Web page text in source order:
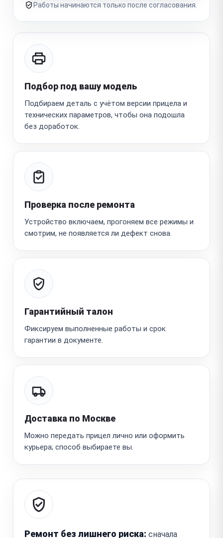
Работы начинаются только после согласования.
Подбор под вашу модель
Подбираем деталь с учётом версии прицела и
технических параметров, чтобы она подошла
без доработок.
Проверка после ремонта
Устройство включаем, прогоняем все режимы и
смотрим, не появляется ли дефект снова.
Гарантийный талон
Фиксируем выполненные работы и срок
гарантии в документе.
Доставка по Москве
Можно передать прицел лично или оформить
курьера; способ выбираете вы.
Ремонт без лишнего риска: сначала